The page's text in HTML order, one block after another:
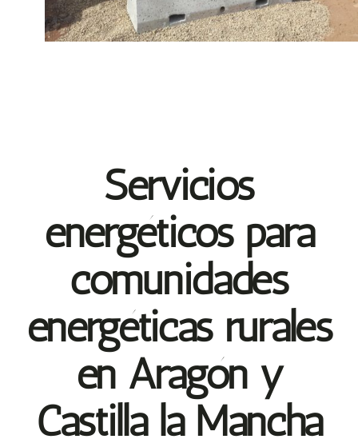
Servicios
energéticos para
comunidades
energéticas rurales
en Aragón y
Castilla la Mancha